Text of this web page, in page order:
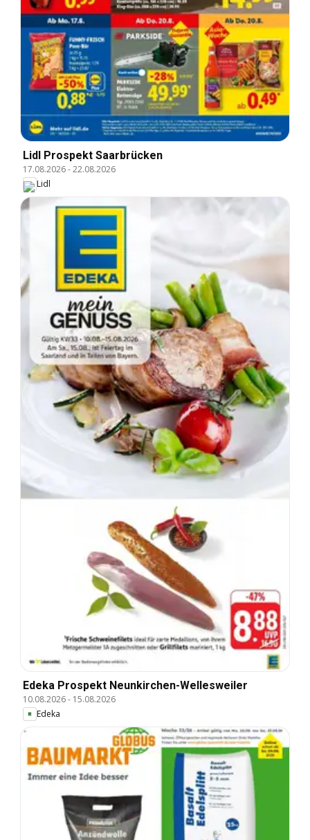
Lidl Prospekt Saarbrücken
17.08.2026-22.08.2026
Lidl
Edeka Prospekt Neunkirchen-Wellesweiler
10.08.2026- 15.08.2026
Edeka